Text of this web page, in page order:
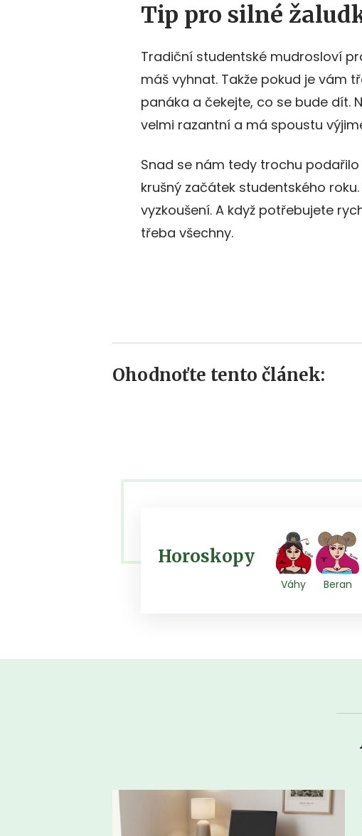
Tip pro silné
Tradiční studentské mudrosloví
máš vyhnat. Takže pokud je vám
panáka a čekejte, co se bude dít.
velmi razantní a má spoustu
Snad se nám tedy trochu
krušný začátek studentského
vyzkoušení. A když potřebujete
třeba všechny.
Ohodnoťte tento článek:
Horoskopy
Váhy Beran